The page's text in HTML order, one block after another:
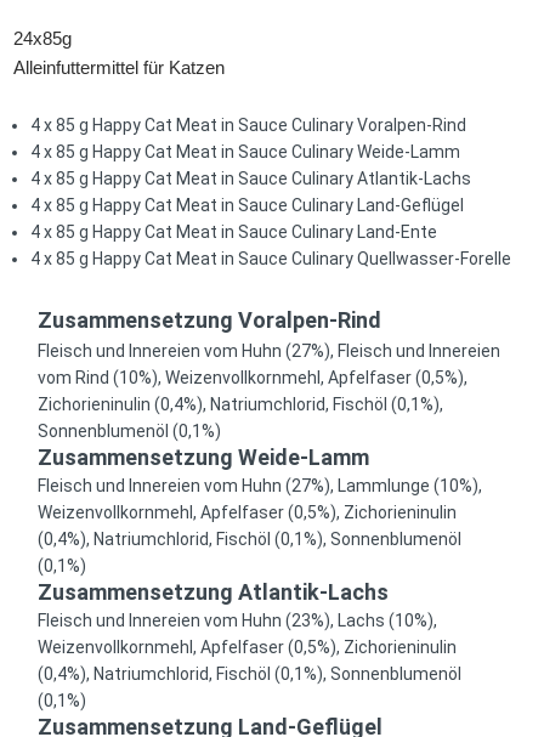
24x85g
Alleinfuttermittel für Katzen
4 x 85 g Happy Cat Meat in Sauce Culinary Voralpen-Rind
4 x 85 g Happy Cat Meat in Sauce Culinary Weide-Lamm
4 x 85 g Happy Cat Meat in Sauce Culinary Atlantik-Lachs
4 x 85 g Happy Cat Meat in Sauce Culinary Land-Geflügel
4 x 85 g Happy Cat Meat in Sauce Culinary Land-Ente
4 x 85 g Happy Cat Meat in Sauce Culinary Quellwasser-Forelle
Zusammensetzung Voralpen-Rind
Fleisch und Innereien vom Huhn (27%), Fleisch und Innereien
vom Rind (10%), Weizenvollkornmehl, Apfelfaser (0,5%),
Zichorieninulin (0,4%), Natriumchlorid, Fischöl (0,1%),
Sonnenblumenöl (0,1%)
Zusammensetzung Weide-Lamm
Fleisch und Innereien vom Huhn (27%), Lammlunge (10%),
Weizenvollkornmehl, Apfelfaser (0,5%), Zichorieninulin
(0,4%), Natriumchlorid, Fischöl (0,1%), Sonnenblumenöl
(0,1%)
Zusammensetzung Atlantik-Lachs
Fleisch und Innereien vom Huhn (23%), Lachs (10%),
Weizenvollkornmehl, Apfelfaser (0,5%), Zichorieninulin
(0,4%), Natriumchlorid, Fischöl (0,1%), Sonnenblumenöl
(0,1%)
Zusammensetzung Land-Geflügel